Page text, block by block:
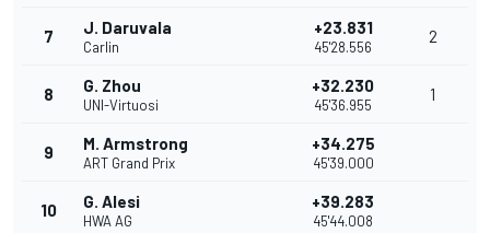
7 J. Daruvala
Carlin
+23.831
45'28.556
2
8 G. Zhou
UNI-Virtuosi
+32.230
45'36.955
1
9 M. Armstrong
ART Grand Prix
+34.275
45'39.000
10 G. Alesi
HWA AG
+39.283
45'44.008